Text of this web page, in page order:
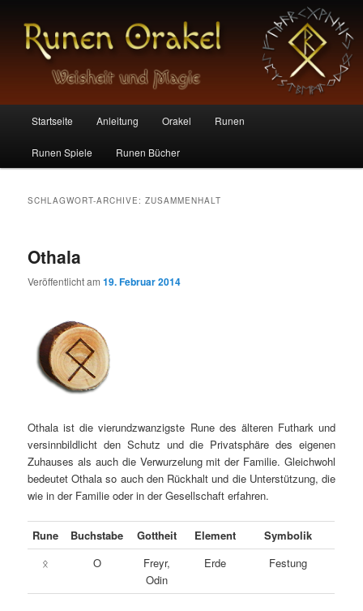
Runen Orakel
Zum
Inhalt
Zum
sekundären
Startseite Anleitung Orakel Runen
Runen Spiele Runen Bücher
SCHLAGWORT-ARCHIVE:ZUSAMMENHALT
Othala
Veröffentlicht am19. Februar 2014
Othala ist die vierundzwanzigste Rune des älteren Futhark und
versinnbildlicht den Schutz und die Privatsphäre des eigenen
Zuhauses als auch die Verwurzelung mit der Familie. Gleichwohl
bedeutet Othala so auch den Rückhalt und die Unterstützung, die
wie in der Familie oder in der Gesellschaft erfahren.
Rune Buchstabe Gottheit Element Symbolik
ᛟ O
Freyr,
Odin
Erde Festung